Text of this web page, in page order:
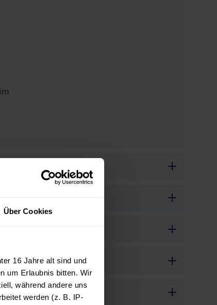
Über Cookies
16 Jahre alt sind und
um Erlaubnis bitten. Wir
während andere uns
werden (z. B. IP-